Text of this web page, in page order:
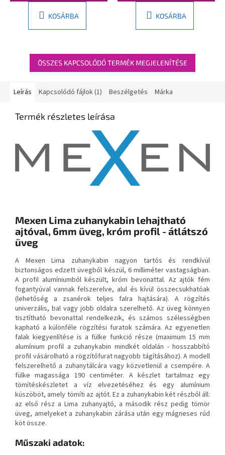
KOSÁRBA KOSÁRBA
ÖSSZES KAPCSOLÓDÓ TERMÉK MEGJELENÍTÉSE
Leírás Kapcsolódó fájlok (1) Beszélgetés Márka
Termék részletes leírása
Mexen Lima zuhanykabin lehajtható
ajtóval, 6mm üveg, króm profil - átlátszó
üveg
A Mexen Lima zuhanykabin nagyon tartós és rendkívül
biztonságos edzett üvegből készül, 6 milliméter vastagságban.
A profil alumíniumból készült, króm bevonattal. Az ajtók fém
fogantyúval vannak felszerelve, alul és kívül összecsukhatóak
(lehetőség a zsanérok teljes falra hajtására). A rögzítés
univerzális, bal vagy jobb oldalra szerelhető. Az üveg könnyen
tisztítható bevonattal rendelkezik, és számos szélességben
kapható a különféle rögzítési furatok számára. Az egyenetlen
falak kiegyenlítése is a fülke funkció része (maximum 15 mm
alumínium profil a zuhanykabin mindkét oldalán - hosszabbító
profil vásárolható a rögzítőfurat nagyobb tágításához). A modell
felszerelhető a zuhanytálcára vagy közvetlenül a csempére. A
fülke magassága 190 centiméter. A készlet tartalmaz egy
tömítéskészletet a víz elvezetéséhez és egy alumínium
küszöböt, amely tömíti az ajtót. Ez a zuhanykabin két részből áll:
az első rész a Lima zuhanyajtó, a második rész pedig tömör
üveg, amelyeket a zuhanykabin zárása után egy mágneses rúd
köt össze.
Műszaki adatok: